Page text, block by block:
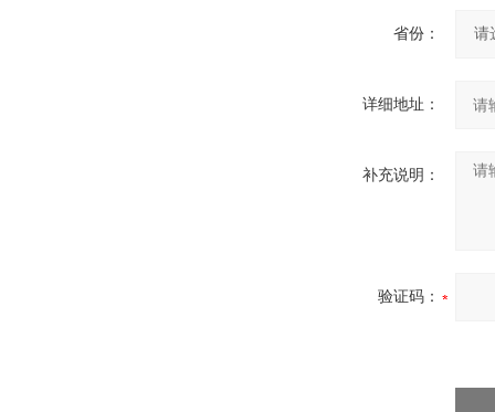
省份：
详细地址：
补充说明：
验证码：